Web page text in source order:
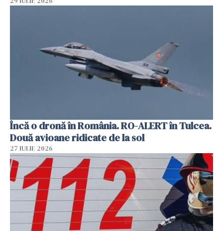
Încă o dronă în România. RO-ALERT în Tulcea.
Două avioane ridicate de la sol
27 IULIE 2026